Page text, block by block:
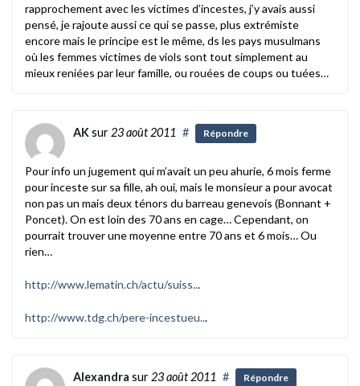
rapprochement avec les victimes d’incestes, j’y avais aussi
pensé, je rajoute aussi ce qui se passe, plus extrémiste
encore mais le principe est le même, ds les pays musulmans
où les femmes victimes de viols sont tout simplement au
mieux reniées par leur famille, ou rouées de coups ou tuées…
AKsur 23 août 2011 # Répondre
Pour info un jugement qui m’avait un peu ahurie, 6 mois ferme
pour inceste sur sa fille, ah oui, mais le monsieur a pour avocat
non pas un mais deux ténors du barreau genevois (Bonnant +
Poncet). On est loin des 70 ans en cage… Cependant, on
pourrait trouver une moyenne entre 70 ans et 6 mois… Ou
rien…
http://www.lematin.ch/actu/suiss...
http://www.tdg.ch/pere-incestueu...
Alexandra sur 23 août 2011 # Répondre